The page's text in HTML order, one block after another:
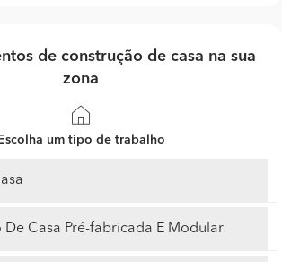
de construção de casa na sua
zona
Escolha um tipo de trabalho
De Casa Pré-fabricada E Modular